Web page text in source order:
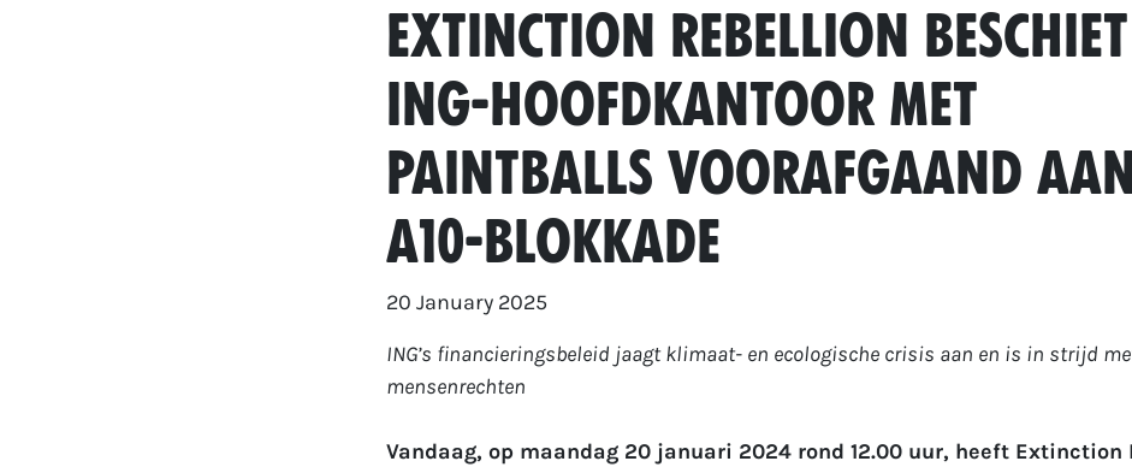
Extinction Rebellion beschiet
ING-hoofdkantoor met
paintballs voorafgaand
A10-blokkade
20 January 2025
ING’s financieringsbeleid jaagt klimaat- en ecologische crisis aan en is in strijd
mensenrechten
Vandaag, op maandag 20 januari 2024 rond 12.00 uur, heeft Extinction